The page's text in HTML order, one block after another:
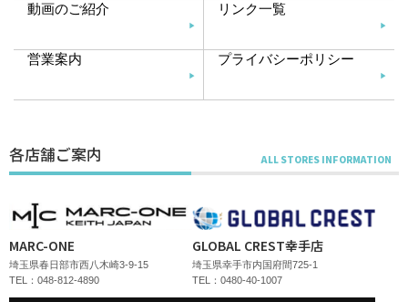
動画のご紹介 リンク一覧
営業案内 プライバシーポリシー
各店舗ご案内
MARC-ONE
埼玉県春日部市西八木崎3-9-15
TEL：048-812-4890
GLOBAL CREST幸手店
埼玉県幸手市内国府間725-1
TEL：0480-40-1007